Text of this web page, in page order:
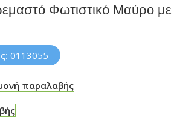
Φωτιστικό Μαύρο με
0113055
παραλαβής